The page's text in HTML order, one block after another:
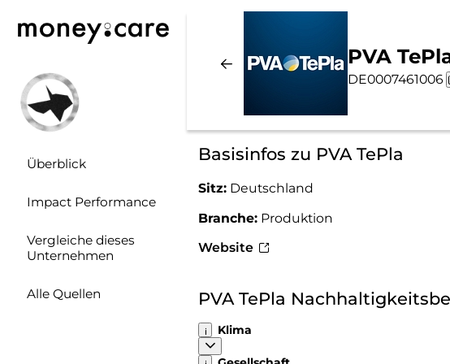
Überblick
Impact Performance
Vergleiche dieses
Unternehmen
Alle Quellen
PVA
DE0007461006
Basisinfos zu PVA TePla
Sitz: Deutschland
Branche: Produktion
Website
PVA TePla
Klima